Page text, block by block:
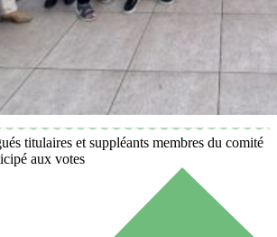
titulaires et suppléants membres du comité
aux votes